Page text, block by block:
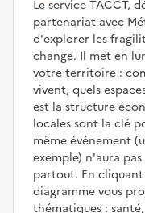
Le service TACCT,
partenariat avec
d'explorer les
change. Il met en
votre territoire :
vivent, quels
est la structure
locales sont la clé
même événement
exemple) n'aura
partout. En
diagramme vous
thématiques :